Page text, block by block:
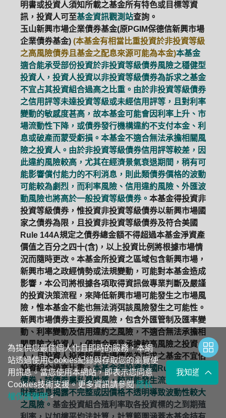
明書或投資人須知所載之基金所有特色或目標等資
訊，投資人可至基金資訊觀測站查詢。
玉山新興市場企業債券基金(原PGIM保德信新興市場
企業債券基金) (本基金有相當比重投資於非投資等級
之高風險債券且基金之配息來源可能為本金)本基金
適合能承受部份投資於非投資等級債券風險之穩健型
投資人，投資人投資以非投資等級債券為訴求之基金
不宜占其投資組合過高之比重。由於非投資等級債券
之信用評等未達投資等級或未經信用評等，且對利率
變動的敏感度甚高，故本基金可能會因利率上升、市
場流動性下降，或債券發行機構違約不支付本金、利
息或破產而蒙受虧損。本基金不適合無法承擔相關風
險之投資人。由於非投資等級債券信用評等較差，因
此違約風險較高，尤其在經濟景氣衰退期間，稍有可
能影響償付能力的不利消息，則此類債券價格的波動
可能較為劇烈，而利率風險、信用違約風險、外匯波
動風險也將高於一般投資等級債券。 本基金得投資非
投資等級債券，惟投資非投資等級債券以新興市場國
家之債券為限，且投資非投資等級債券及符合美國
Rule 144A規定之債券總金額不得超過本基金淨資產
價值之百分之四十(含)，以上投資比例將根據市場情
況而隨時更改。本基金所投資之區域包含新興市場，
新興市場之政經情勢或法規變動，可能對本基金造成
影響，本公司將根據各項取得資訊做專業判斷及嚴謹
的投資決策流程，來降低新興市場可能發生之市場風
險，惟本基金不能也無法消弭該風險發生之可能性。
新興市場債券主要投資風險，包含外匯管制及匯率變
動、利率變動及信用違約之風險，不適合無法承擔相
關風險之投資人，僅適合願意承擔較高風險之投資
人，且投資人投資新興市場債券為訴求之基金不宜佔
投資組合過高比重。本基金得投資美國Rule 144A
債券，該債券屬私募性質，較可能發生流動性不足，
財務訊息揭露不完整或因價格不透明導致波動性較大
之風險。 基金投資組合殖利率取各投資標的之到期殖
為提供您最佳個人化且即時的服務，本網
站透過使用Cookies紀錄與存取您的瀏覽使
用訊息。當您使用本網站，即表示您同意
Cookies技術支援。更多資訊請參閱隱私
權保護聲明。
我知道了